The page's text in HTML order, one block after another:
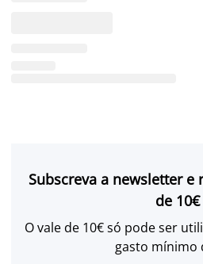
Subscreva a newsletter e
de 10€
O vale de 10€ só pode ser
gasto mínimo